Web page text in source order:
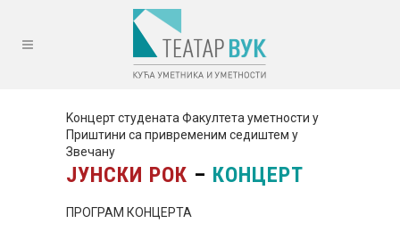
Kонцерт студената Факултета уметности у
Приштини са привременим седиштем у
Звечану
ЈУНСКИ РОК – КОНЦЕРТ
ПРОГРАМ КОНЦЕРТА